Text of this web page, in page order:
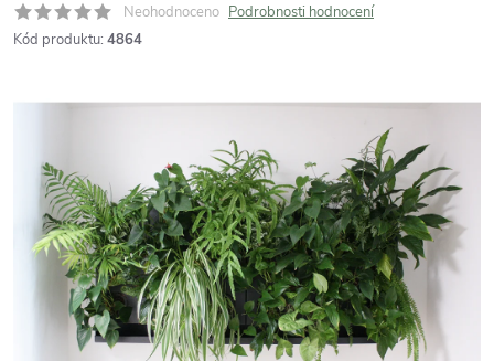
Neohodnoceno Podrobnosti hodnocení
Kód produktu: 4864